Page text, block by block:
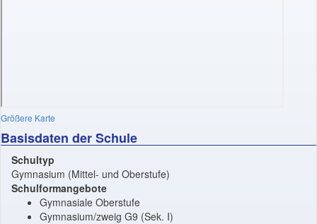
Größere Karte
Basisdaten der Schule
Schultyp
Gymnasium (Mittel- und Oberstufe)
Schulformangebote
Gymnasiale Oberstufe
Gymnasium/zweig G9 (Sek. I)